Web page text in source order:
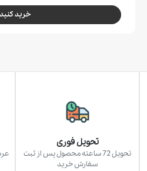
خرید کنید
تحویل فوری
تحویل 72 ساعته محصول پس از ثبت
سفارش خرید